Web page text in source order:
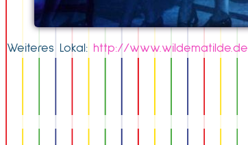
Weiteres Lokal: http://www.wildematilde.de